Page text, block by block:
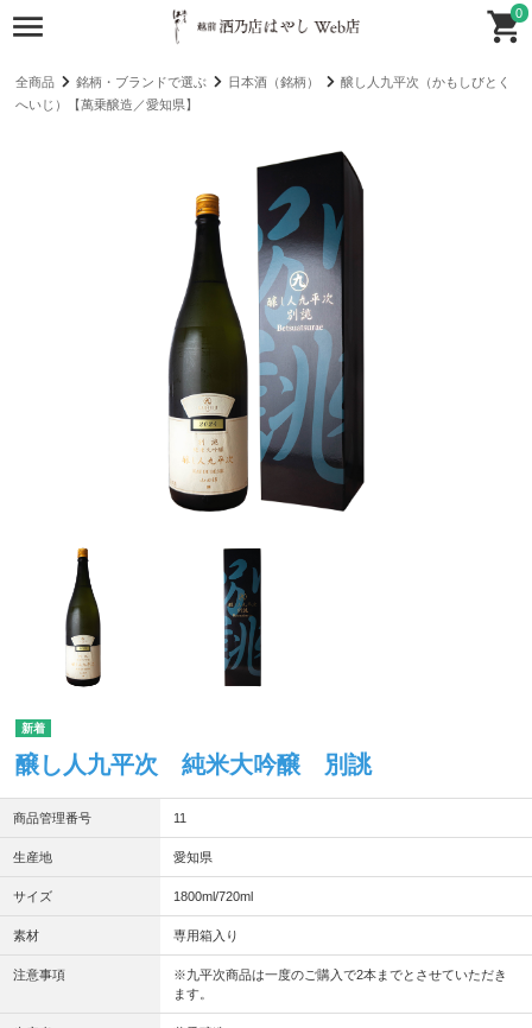
0
全商品 銘柄・ブランドで選ぶ 日本酒（銘柄）
醸し人九平次（かもしびとく
へいじ）【萬乗醸造／愛知県】
醸し人九平次 純米大吟醸 別誂
商品管理番号 11
生産地 愛知県
サイズ 1800ml/720ml
素材 専用箱入り
注意事項
※九平次商品は一度のご購入で2本までとさせていただき
ます。